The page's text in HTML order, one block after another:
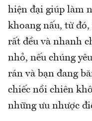
hiện đại giúp làm
khoang nấu, từ
rất đều và nhanh
nhỏ, nếu chúng
rán và bạn đang
chiếc nồi chiên
những ưu nhược